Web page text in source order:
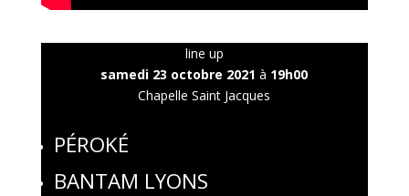
line up
samedi 23 octobre 2021 à 19h00
Chapelle Saint Jacques
PÉROKÉ
BANTAM LYONS